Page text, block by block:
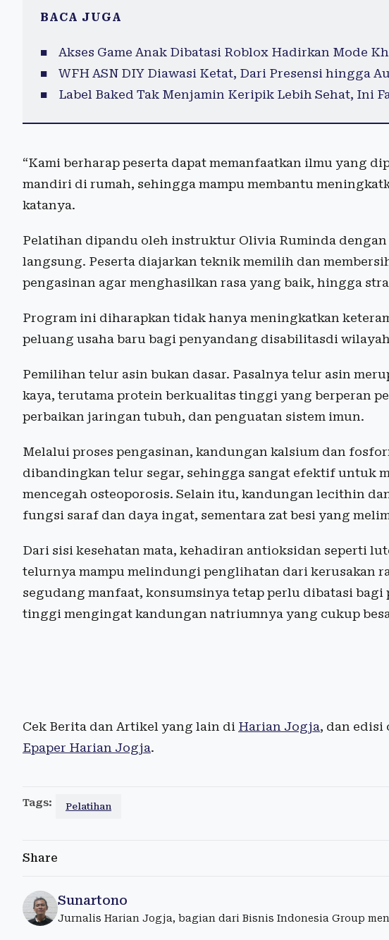
BACA JUGA
Akses Game Anak Dibatasi Roblox Hadirkan Mode
WFH ASN DIY Diawasi Ketat, Dari Presensi hingga
Label Baked Tak Menjamin Keripik Lebih Sehat, Ini
“Kami berharap peserta dapat memanfaatkan ilmu yang
mandiri di rumah, sehingga mampu membantu
katanya.
Pelatihan dipandu oleh instruktur Olivia Ruminda
langsung. Peserta diajarkan teknik memilih dan
pengasinan agar menghasilkan rasa yang baik, hingga
Program ini diharapkan tidak hanya meningkatkan
peluang usaha baru bagi penyandang disabilitasdi
Pemilihan telur asin bukan dasar. Pasalnya telur asin
kaya, terutama protein berkualitas tinggi yang berperan
perbaikan jaringan tubuh, dan penguatan sistem imun.
Melalui proses pengasinan, kandungan kalsium dan
dibandingkan telur segar, sehingga sangat efektif untuk
mencegah osteoporosis. Selain itu, kandungan lecithin
fungsi saraf dan daya ingat, sementara zat besi yang
Dari sisi kesehatan mata, kehadiran antioksidan seperti
telurnya mampu melindungi penglihatan dari kerusakan
segudang manfaat, konsumsinya tetap perlu dibatasi
tinggi mengingat kandungan natriumnya yang cukup
Cek Berita dan Artikel yang lain di Harian Jogja, dan edisi
Epaper Harian Jogja.
Tags: Pelatihan
Share
Sunartono
Jurnalis Harian Jogja, bagian dari Bisnis Indonesia Group